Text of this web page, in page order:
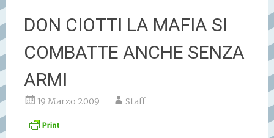
DON CIOTTI LA MAFIA SI
COMBATTE ANCHE SENZA
ARMI
19 Marzo 2009 Staff